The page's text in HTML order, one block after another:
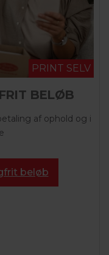
PRINT SELV
BELØB
af ophold og i
beløb